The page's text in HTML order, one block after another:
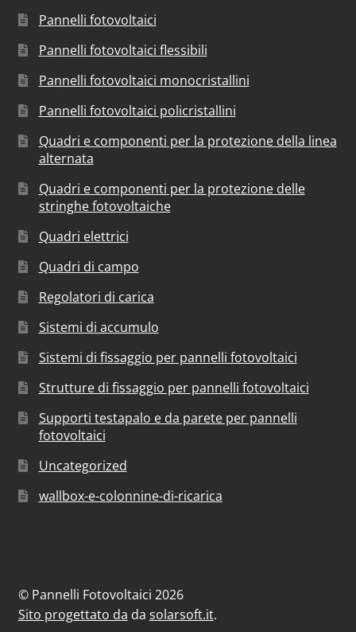
Pannelli fotovoltaici
Pannelli fotovoltaici flessibili
Pannelli fotovoltaici monocristallini
Pannelli fotovoltaici policristallini
Quadri e componenti per la protezione della linea
alternata
Quadri e componenti per la protezione delle
stringhe fotovoltaiche
Quadri elettrici
Quadri di campo
Regolatori di carica
Sistemi di accumulo
Sistemi di fissaggio per pannelli fotovoltaici
Strutture di fissaggio per pannelli fotovoltaici
Supporti testapalo e da parete per pannelli
fotovoltaici
Uncategorized
wallbox-e-colonnine-di-ricarica
© Pannelli Fotovoltaici 2026
Sito progettato da da solarsoft.it.